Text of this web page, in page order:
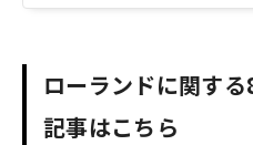
ローランドに関す
記事はこちら